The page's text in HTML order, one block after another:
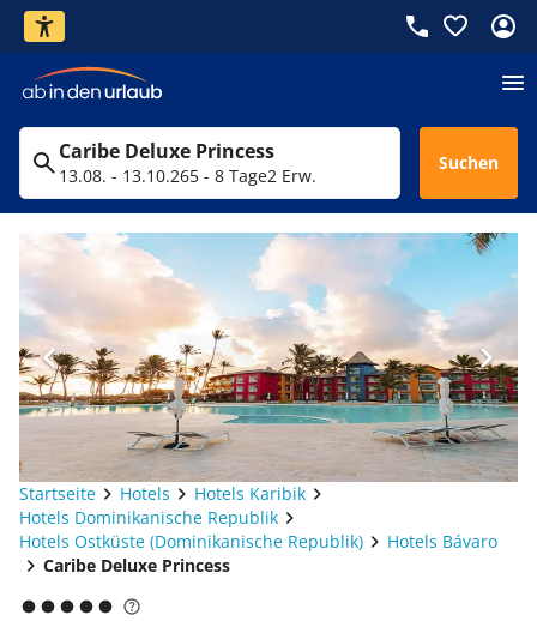
Caribe Deluxe Princess
13.08. - 13.10.265 - 8 Tage2 Erw.
Suchen
Startseite Hotels
Hotels Karibik
Hotels Dominikanische Republik
Hotels Ostküste (Dominikanische Republik)
Hotels Bávaro
Caribe Deluxe Princess